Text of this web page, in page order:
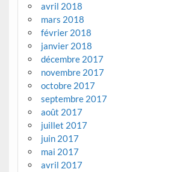
avril 2018
mars 2018
février 2018
janvier 2018
décembre 2017
novembre 2017
octobre 2017
septembre 2017
août 2017
juillet 2017
juin 2017
mai 2017
avril 2017